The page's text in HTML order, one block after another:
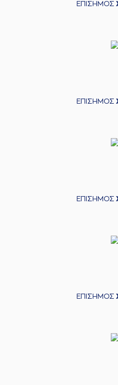
ΕΠΙΣΗΜΟΣ
ΕΠΙΣΗΜΟΣ
ΕΠΙΣΗΜΟΣ
ΕΠΙΣΗΜΟΣ